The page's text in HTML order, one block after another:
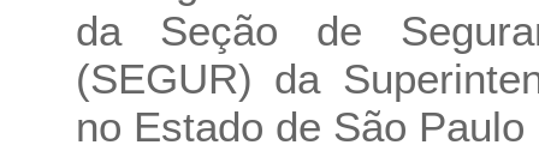
da Seção de
(SEGUR) da
no Estado de São Paulo